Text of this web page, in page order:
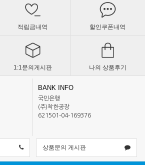
적립금내역 할인쿠폰내역
1:1문의게시판 나의 상품후기
BANK INFO
국민은행
(주)착한공장
621501-04-169376
상품문의 게시판